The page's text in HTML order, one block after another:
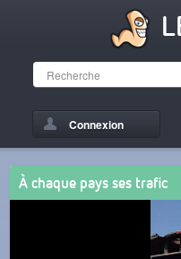
Connexion
À chaque pays ses trafic